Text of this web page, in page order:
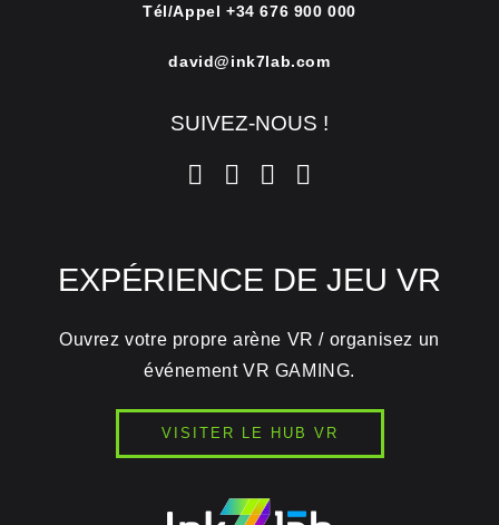
Tél/Appel +34 676 900 000
david@ink7lab.com
SUIVEZ-NOUS !
EXPÉRIENCE DE JEU VR
Ouvrez votre propre arène VR / organisez un
événement VR GAMING.
VISITER LE HUB VR